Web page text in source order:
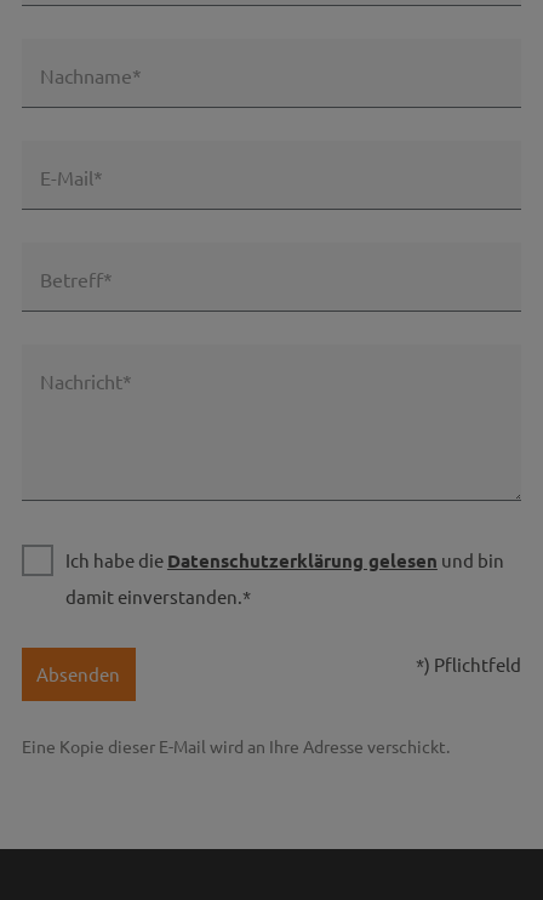
Nachname*
E-Mail*
Betreff*
Nachricht*
Ich habe die Datenschutzerklärung gelesen und bin
damit einverstanden.*
Absenden *) Pflichtfeld
Eine Kopie dieser E-Mail wird an Ihre Adresse verschickt.